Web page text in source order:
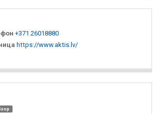
+371 26018880
https://www.aktis.lv/